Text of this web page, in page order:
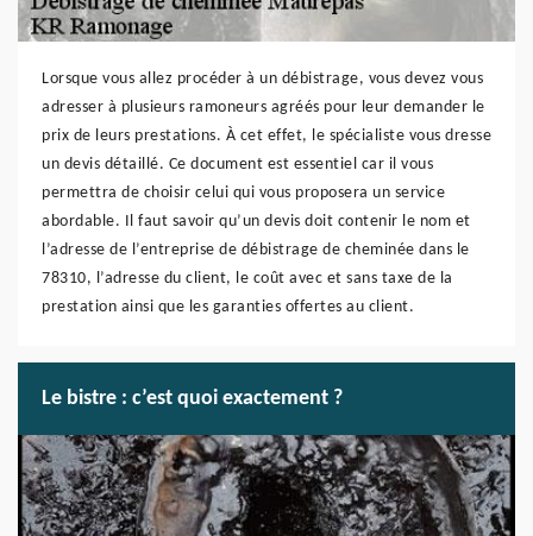
Lorsque vous allez procéder à un débistrage, vous devez vous
adresser à plusieurs ramoneurs agréés pour leur demander le
prix de leurs prestations. À cet effet, le spécialiste vous dresse
un devis détaillé. Ce document est essentiel car il vous
permettra de choisir celui qui vous proposera un service
abordable. Il faut savoir qu’un devis doit contenir le nom et
l’adresse de l’entreprise de débistrage de cheminée dans le
78310, l’adresse du client, le coût avec et sans taxe de la
prestation ainsi que les garanties offertes au client.
Le bistre : c’est quoi exactement ?